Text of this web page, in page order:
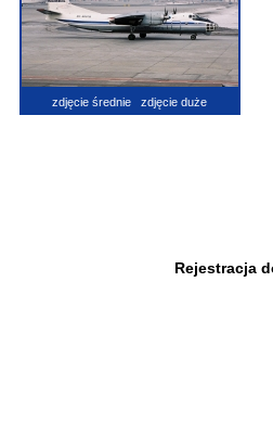
zdjęcie średnie zdjęcie duże
Rejestracja